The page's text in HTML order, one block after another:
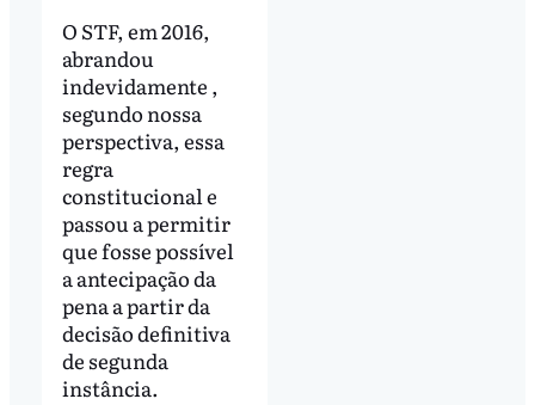
O STF, em 2016,
abrandou
indevidamente ,
segundo nossa
perspectiva, essa
regra
constitucional e
passou a permitir
que fosse possível
a antecipação da
pena a partir da
decisão definitiva
de segunda
instância.